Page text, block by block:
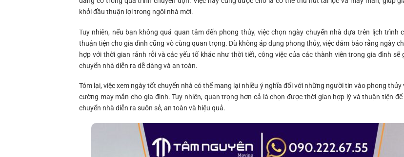
khởi đầu thuận lợi trong ngôi nhà mới.
Tuy nhiên, nếu bạn không quá quan tâm đến phong thủy, việc chọn ngày chuyển nhà dựa trên lịch trình
thuận tiện cho gia đình cũng vô cùng quan trọng. Dù không áp dụng phong thủy, việc đảm bảo rằng ngày
hợp với thời gian rảnh rỗi và các yếu tố khác như thời tiết, công việc của các thành viên trong gia đình sẽ
chuyển nhà diễn ra dễ dàng và an toàn.
Tóm lại, việc xem ngày tốt chuyển nhà có thể mang lại nhiều ý nghĩa đối với những người tin vào phong thủy
cường may mắn cho gia đình. Tuy nhiên, quan trọng hơn cả là chọn được thời gian hợp lý và thuận tiện
chuyển nhà diễn ra suôn sẻ, an toàn và hiệu quả.